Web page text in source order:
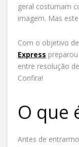
geral costumam
imagem. Mas
Com o objetivo
Express
entre resolução
Confira!
O que
Antes de